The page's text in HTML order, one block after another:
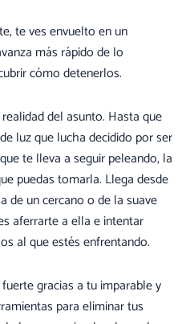
te ves envuelto en un
más rápido de lo
cómo detenerlos.
del asunto. Hasta que
luz que lucha decidido por ser
te lleva a seguir peleando, la
puedas tomarla. Llega desde
de un cercano o de la suave
aferrarte a ella e intentar
al que estés enfrentando.
gracias a tu imparable y
para eliminar tus